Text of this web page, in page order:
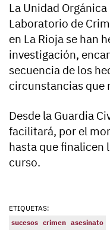
La Unidad
Laboratorio de
en La Rioja se han
investigación,
secuencia de los
circunstancias que
Desde la Guardia
facilitará, por el
hasta que finalicen
curso.
ETIQUETAS:
sucesos crimen asesinato